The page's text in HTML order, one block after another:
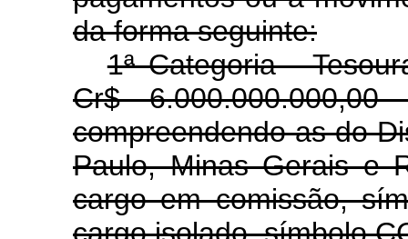
da forma seguinte:
1ª Categoria -
Cr$
compreendendo as do
Paulo, Minas Gerais e
cargo em comissão,